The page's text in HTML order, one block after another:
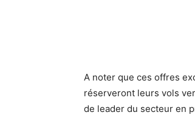
A noter que ces offres
réserveront leurs vols
de leader du secteur en